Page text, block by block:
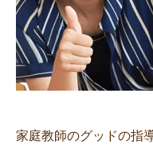
家庭教師のグッドの指